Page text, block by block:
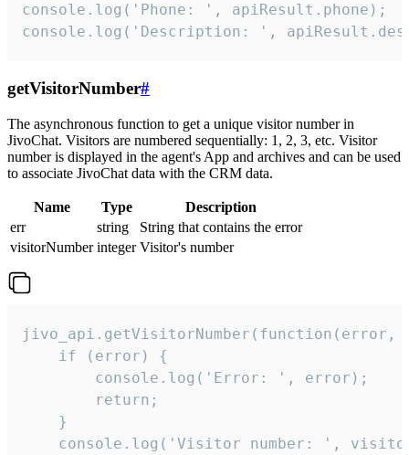
console.log('Phone: ', apiResult.phone);
console.log('Description: ',
getVisitorNumber#
The asynchronous function to get a unique visitor number in
JivoChat. Visitors are numbered sequentially: 1, 2, 3, etc. Visitor
number is displayed in the agent's App and archives and can be used
to associate JivoChat data with the CRM data.
Name Type
Description
err
string
String that contains the error
visitorNumber integer Visitor's number
jivo_api.getVisitorNumber(function(error,
    if (error) {
        console.log('Error: ', error);
        return;
    }
console.log('Visitor number: ',